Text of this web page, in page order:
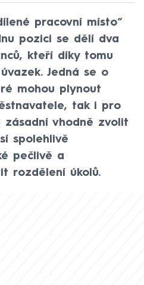
pracovní místo“
pozici se dělí dva
kteří díky tomu
Jedná se o
mohou plynout
tak i pro
zásadní vhodně zvolit
spolehlivě
pečlivě a
rozdělení úkolů.